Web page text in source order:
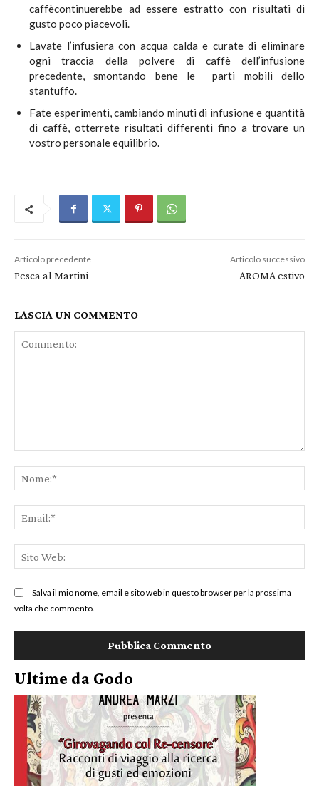
caffècontinuerebbe ad essere estratto con risultati di
gusto poco piacevoli.
Lavate l’infusiera con acqua calda e curate di eliminare
ogni traccia della polvere di caffè dell’infusione
precedente, smontando bene le parti mobili dello
stantuffo.
Fate esperimenti, cambiando minuti di infusione e quantità
di caffè, otterrete risultati differenti fino a trovare un
vostro personale equilibrio.
Articolo precedente
Pesca al Martini
Articolo successivo
AROMA estivo
LASCIA UN COMMENTO
Salva il mio nome, email e sito web in questo browser per la prossima
volta che commento.
Ultime da Godo